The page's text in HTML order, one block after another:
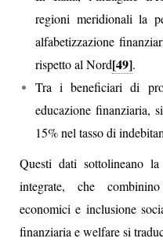
regioni meridionali la
alfabetizzazione
rispetto al Nord[49].
Tra i beneficiari di
educazione finanziaria,
15% nel tasso di
Questi dati sottolineano
integrate, che
economici e inclusione
finanziaria e welfare si